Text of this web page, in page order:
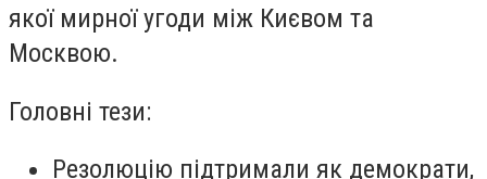
якої мирної угоди між Києвом та
Москвою.
Головні тези:
Резолюцію підтримали як демократи,